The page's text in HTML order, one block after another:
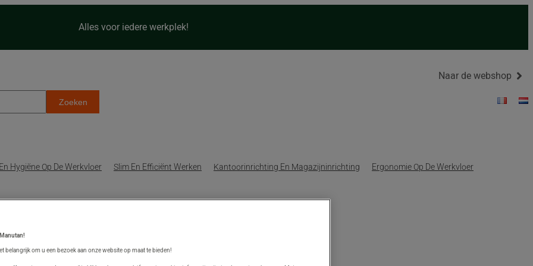
Alles voor iedere werkplek!
Zoeken
Naar de webshop
Hygiëne Op De Werkvloer Slim En Efficiënt Werken Kantoorinrichting En Magazijninrichting Ergonomie Op De Werkvloer
gezonde
belangrijk om u een bezoek aan onze website op maat te bieden!